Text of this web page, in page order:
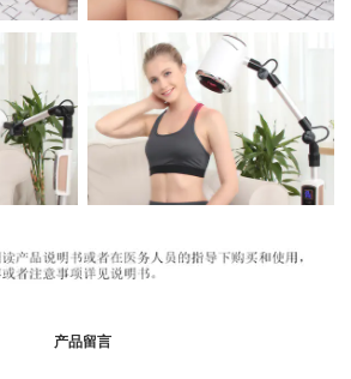
产品留言